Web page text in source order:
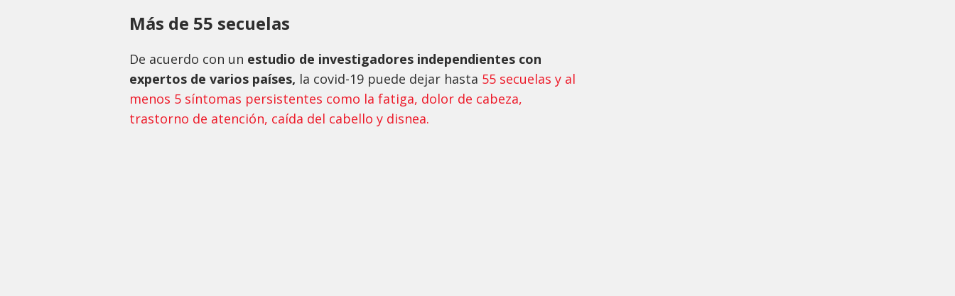
Más de 55 secuelas
De acuerdo con un estudio de investigadores independientes con
expertos de varios países, la covid-19 puede dejar hasta 55 secuelas y al
menos 5 síntomas persistentes como la fatiga, dolor de cabeza,
trastorno de atención, caída del cabello y disnea.